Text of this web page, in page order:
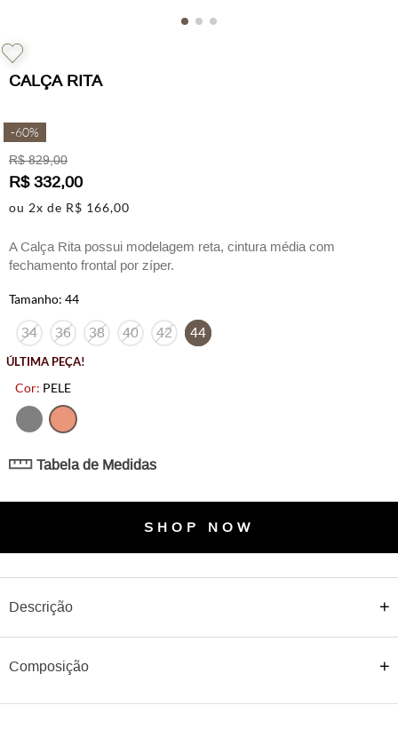
CALÇA RITA
-60%
R$ 829,00
R$ 332,00
ou 2x de R$ 166,00
A Calça Rita possui modelagem reta, cintura média com
fechamento frontal por zíper.
ÚLTIMA PEÇA!
PELE
44
34 36 38 40 42 44
Tabela de Medidas
SHOP NOW
Descrição
Composição